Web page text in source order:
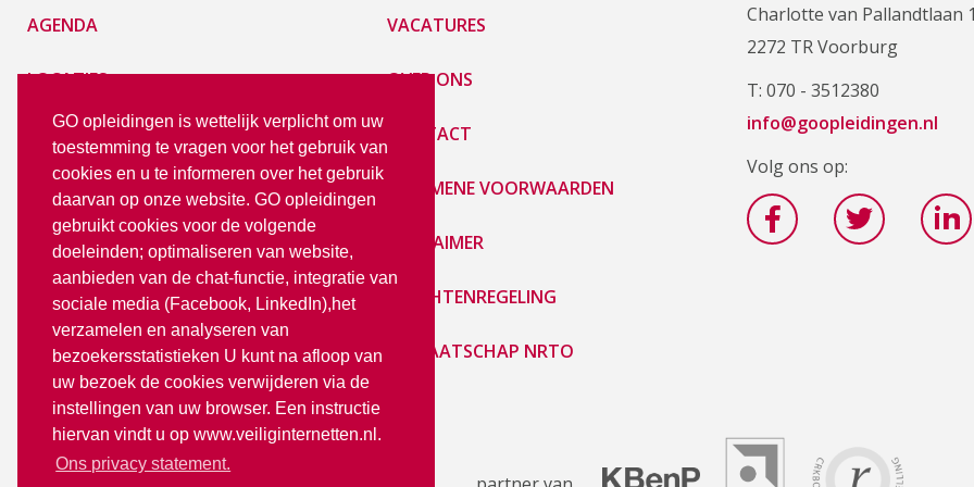
GO opleidingen is wettelijk verplicht om uw
toestemming te vragen voor het gebruik van
cookies en u te informeren over het gebruik
daarvan op onze website. GO opleidingen
gebruikt cookies voor de volgende
doeleinden; optimaliseren van website,
aanbieden van de chat-functie, integratie van
sociale media (Facebook, LinkedIn),het
verzamelen en analyseren van
bezoekersstatistieken U kunt na afloop van
uw bezoek de cookies verwijderen via de
instellingen van uw browser. Een instructie
hiervan vindt u op www.veiliginternetten.nl.
Ons privacy statement.
AGENDA
LOCATIES
E-LEARNING
PRIVACY STATEMENT
LoGO
VACATURES
OVER ONS
CONTACT
ALGEMENE VOORWAARDEN
DISCLAIMER
KLACHTENREGELING
LIDMAATSCHAP NRTO
Charlotte van Pallandtlaan
2272 TR Voorburg
T: 070 - 3512380
info@goopleidingen.nl
Volg ons op: